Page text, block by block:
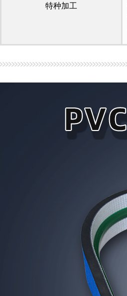
特种加工